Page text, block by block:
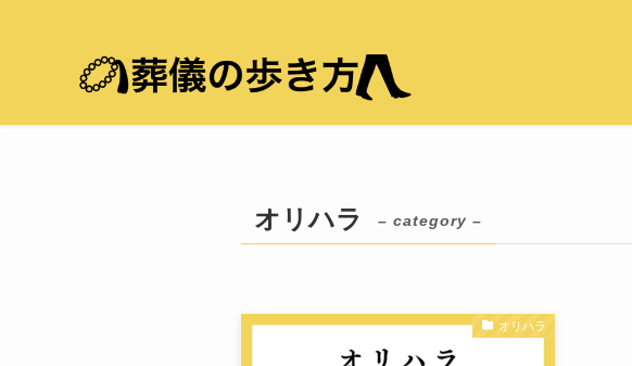
オリハラ – category –
オリハラ